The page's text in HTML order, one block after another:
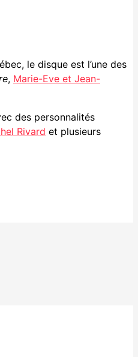
le disque est l’une des
, Marie-Eve et Jean-
des personnalités
Rivard et plusieurs